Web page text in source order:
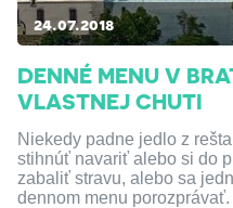
24.07.2018
DENNÉ MENU V
VLASTNEJ CHUTI
Niekedy padne jedlo z
stihnúť navariť alebo si do
zabaliť stravu, alebo sa
dennom menu porozprávať.